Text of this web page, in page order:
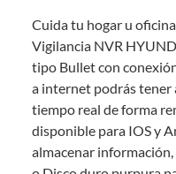
comprado por internet y que
derecho:
Productos que, por su
puedan deteriorarse o
Confeccionados a la
De uso personal.
En sodimac.cl te damos30 días
Cuida tu hogar u
Vigilancia NVR
tipo Bullet con
a internet podrás tener
tiempo real de forma
disponible para IOS y
almacenar